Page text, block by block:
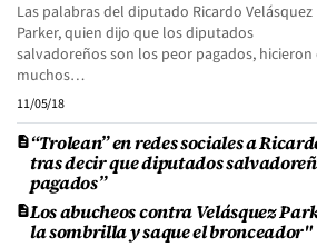
Las palabras del diputado Ricardo Velásquez
Parker, quien dijo que los diputados
salvadoreños son los peor pagados, hicieron
muchos…
11/05/18
“Trolean” en redes sociales a
tras decir que diputados
pagados”
Los abucheos contra Velásquez
la sombrilla y saque el bronceador"